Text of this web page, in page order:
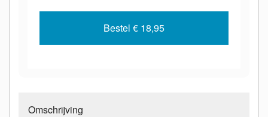
Bestel € 18,95
Omschrijving